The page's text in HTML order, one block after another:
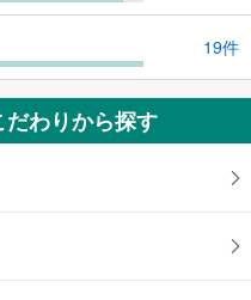
19件
わりから探す